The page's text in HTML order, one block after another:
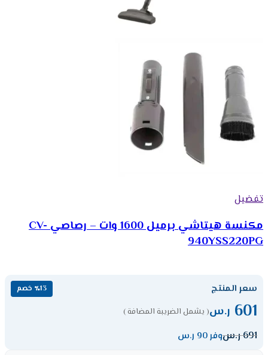
تفضيل
مكنسة هيتاشي برميل 1600 وات – رصاصي CV-
940YSS220PG
سعر المنتج ٪13 خصم
601 ر.س( يشمل الضريبة المضافة )
691ر.سوفر 90 ر.س